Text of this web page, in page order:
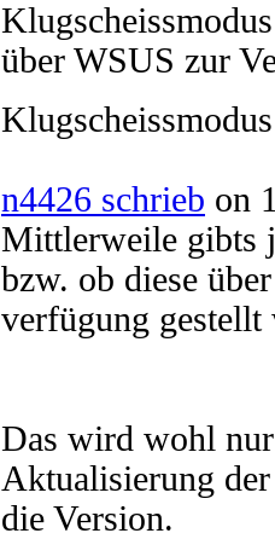
über WSUS zur
n4426 schrieb on
Mittlerweile gibts
bzw. ob diese
verfügung gestellt
Das wird wohl
Aktualisierung
die Version.